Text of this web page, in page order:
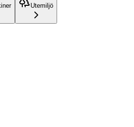
Utemiljö